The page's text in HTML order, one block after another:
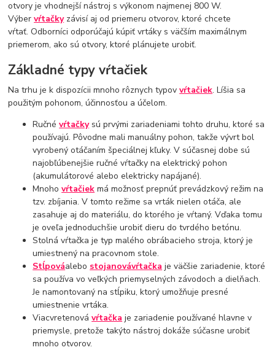
otvory je vhodnejší nástroj s výkonom najmenej 800 W.
Výbervŕtačkyzávisí aj od priemeru otvorov, ktoré chcete
vŕtať. Odborníci odporúčajú kúpiť vrtáky s väčším maximálnym
priemerom, ako sú otvory, ktoré plánujete urobiť.
Základné typy vŕtačiek
Na trhu je k dispozícii mnoho rôznych typovvŕtačiek. Líšia sa
použitým pohonom, účinnosťou a účelom.
Ručnévŕtačkysú prvými zariadeniami tohto druhu, ktoré sa
používajú. Pôvodne mali manuálny pohon, takže vývrt bol
vyrobený otáčaním špeciálnej kľuky. V súčasnej dobe sú
najobľúbenejšie ručné vŕtačky na elektrický pohon
(akumulátorové alebo elektricky napájané).
Mnohovŕtačiek má možnosť prepnúť prevádzkový režim na
tzv. zbíjania. V tomto režime sa vrták nielen otáča, ale
zasahuje aj do materiálu, do ktorého je vŕtaný. Vďaka tomu
je oveľa jednoduchšie urobiť dieru do tvrdého betónu.
Stolná vŕtačka je typ malého obrábacieho stroja, ktorý je
umiestnený na pracovnom stole.
Stĺpováalebo stojanovávŕtačka je väčšie zariadenie, ktoré
sa používa vo veľkých priemyselných závodoch a dielňach.
Je namontovaný na stĺpiku, ktorý umožňuje presné
umiestnenie vrtáka.
Viacvretenovávŕtačka je zariadenie používané hlavne v
priemysle, pretože takýto nástroj dokáže súčasne urobiť
mnoho otvorov.